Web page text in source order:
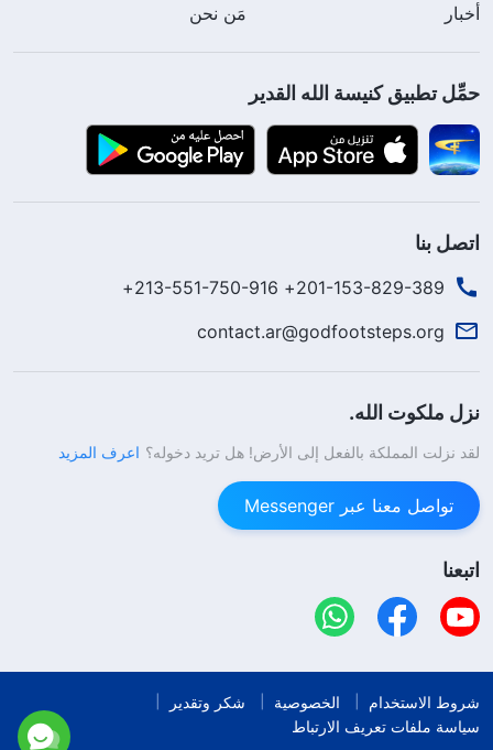
أخبار
مَن نحن
حمِّل تطبيق كنيسة الله القدير
اتصل بنا
201-153-829-389+ 213-551-750-916+
contact.ar@godfootsteps.org
نزل ملكوت الله.
لقد نزلت المملكة بالفعل إلى الأرض! هل تريد دخوله؟ اعرف المزيد
تواصل معنا عبر Messenger
اتبعنا
شروط الاستخدام الخصوصية
شكر وتقدير
سياسة ملفات تعريف الارتباط